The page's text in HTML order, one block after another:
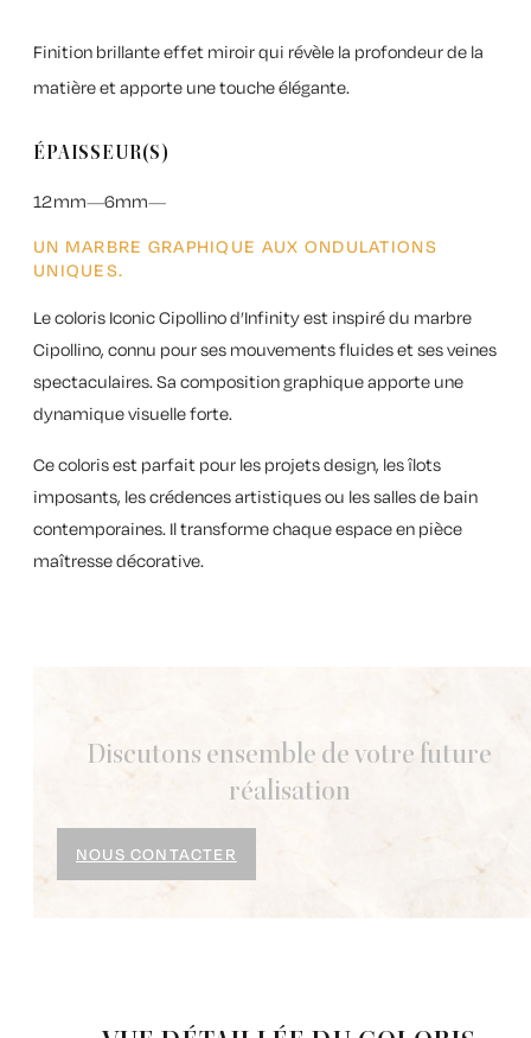
Finition brillante effet miroir qui révèle la profondeur de la
matière et apporte une touche élégante.
ÉPAISSEUR(S)
12mm 6mm
UN MARBRE GRAPHIQUE AUX ONDULATIONS
UNIQUES.
Lecoloris Iconic Cipollino d’Infinityest inspiré du marbre
Cipollino, connu pour ses mouvements fluides et ses veines
spectaculaires. Sa composition graphique apporte une
dynamique visuelle forte.
Ce coloris est parfait pour les projets design, les îlots
imposants, les crédences artistiques ou les salles de bain
contemporaines. Il transforme chaque espace en pièce
maîtresse décorative.
Discutons ensemble de votre future
réalisation
NOUS CONTACTER